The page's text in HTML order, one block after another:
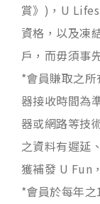
賞》)，U
資格，以及凍
戶，而毋須事
*會員賺取之
器接收時間為
器或網路等技
之資料有遲延
獲補發 U Fun
*會員於每年